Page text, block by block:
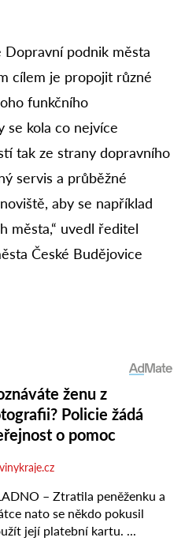
Dopravní podnik města
cílem je propojit různé
funkčního
se kola co nejvíce
tak ze strany dopravního
servis a průběžné
aby se například
města,“ uvedl ředitel
České Budějovice